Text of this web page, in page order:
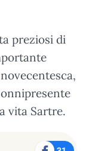
preziosi di
vita Sartre.